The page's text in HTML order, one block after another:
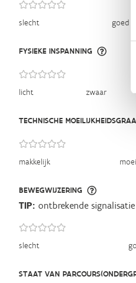
slecht goed
FYSIEKE INSPANNING
licht zwaar
TECHNISCHE
makkelijk
BEWEGWIJZERING
slecht
TIP: ontbrekende
STAAT VAN